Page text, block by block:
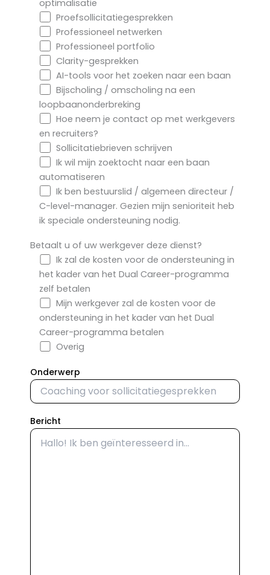
optimalisatie
Proefsollicitatiegesprekken
Professioneel netwerken
Professioneel portfolio
Clarity-gesprekken
AI-tools voor het zoeken naar een baan
Bijscholing / omscholing na een
loopbaanonderbreking
Hoe neem je contact op met werkgevers
en recruiters?
Sollicitatiebrieven schrijven
Ik wil mijn zoektocht naar een baan
automatiseren
Ik ben bestuurslid / algemeen directeur /
C-level-manager. Gezien mijn senioriteit heb
ik speciale ondersteuning nodig.
Betaalt u of uw werkgever deze dienst?
Ik zal de kosten voor de ondersteuning in
het kader van het Dual Career-programma
zelf betalen
Mijn werkgever zal de kosten voor de
ondersteuning in het kader van het Dual
Career-programma betalen
Overig
Onderwerp
Bericht